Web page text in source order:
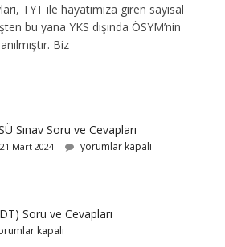
TYT ile hayatımıza giren sayısal
bu yana YKS dışında ÖSYM’nin
Biz
Sınav Soru ve Cevapları
21 Mart 2024 yorumlar kapalı
Soru ve Cevapları
kapalı